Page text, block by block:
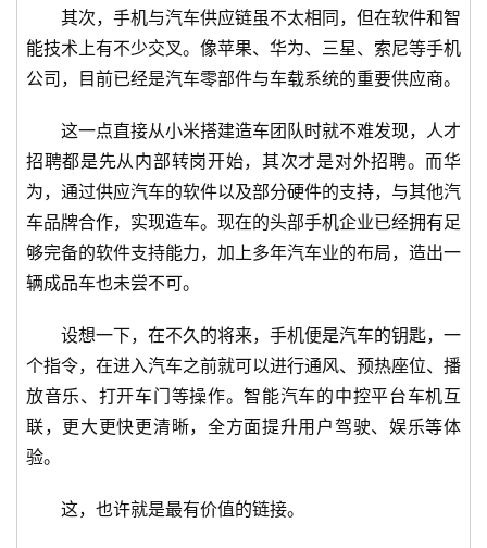
其次，手机与汽车供应链虽不太相同，但在软件和智
能技术上有不少交叉。像苹果、华为、三星、索尼等手机
公司，目前已经是汽车零部件与车载系统的重要供应商。
这一点直接从小米搭建造车团队时就不难发现，人才
招聘都是先从内部转岗开始，其次才是对外招聘。而华
为，通过供应汽车的软件以及部分硬件的支持，与其他汽
车品牌合作，实现造车。现在的头部手机企业已经拥有足
够完备的软件支持能力，加上多年汽车业的布局，造出一
辆成品车也未尝不可。
设想一下，在不久的将来，手机便是汽车的钥匙，一
个指令，在进入汽车之前就可以进行通风、预热座位、播
放音乐、打开车门等操作。智能汽车的中控平台车机互
联，更大更快更清晰，全方面提升用户驾驶、娱乐等体
验。
这，也许就是最有价值的链接。